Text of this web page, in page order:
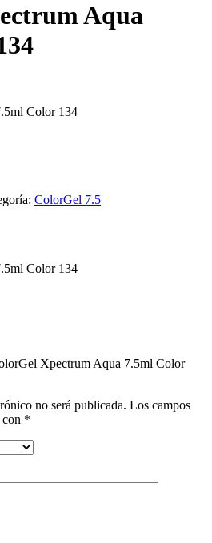
Aqua
Color 134
ColorGel 7.5
Color 134
Xpectrum Aqua 7.5ml Color
no será publicada. Los campos
*